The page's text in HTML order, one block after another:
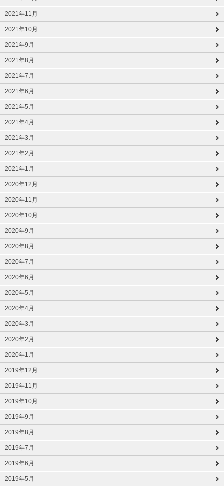
2021年11月
2021年10月
2021年9月
2021年8月
2021年7月
2021年6月
2021年5月
2021年4月
2021年3月
2021年2月
2021年1月
2020年12月
2020年11月
2020年10月
2020年9月
2020年8月
2020年7月
2020年6月
2020年5月
2020年4月
2020年3月
2020年2月
2020年1月
2019年12月
2019年11月
2019年10月
2019年9月
2019年8月
2019年7月
2019年6月
2019年5月